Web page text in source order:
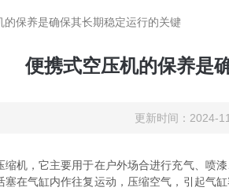
的保养是确保其长期稳定运行的关键
便携式空压机的保养是
更新时间：
机，它主要用于在户外场合进行充气、喷
在气缸内作往复运动，压缩空气，引起